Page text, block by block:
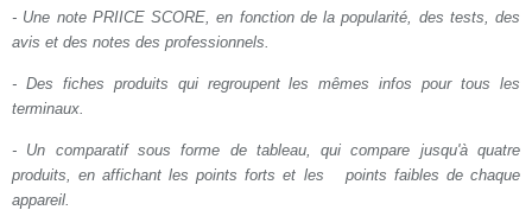
- Une note PRIICE SCORE, en fonction de la popularité, des tests, des
avis et des notes des professionnels.
- Des fiches produits qui regroupent les mêmes infos pour tous les
terminaux.
- Un comparatif sous forme de tableau, qui compare jusqu'à quatre
produits, en affichant les points forts et les points faibles de chaque
appareil.